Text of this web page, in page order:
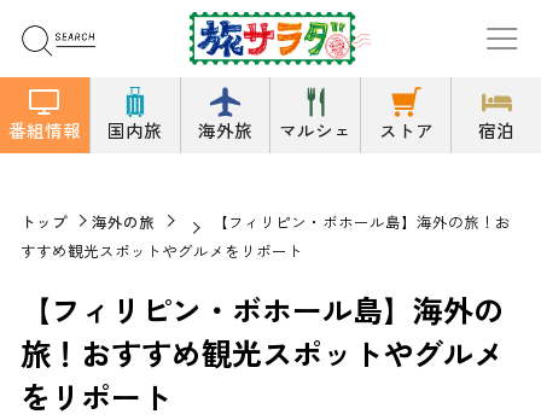
番組情報 国内旅 海外旅 マルシェ ストア 宿泊
トップ 海外の旅
【フィリピン・ボホール島】海外の旅！お
すすめ観光スポットやグルメをリポート
【フィリピン・ボホール島】海外の
旅！おすすめ観光スポットやグルメ
をリポート